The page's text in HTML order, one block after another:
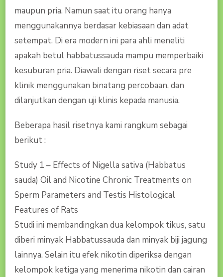
maupun pria. Namun saat itu orang hanya
menggunakannya berdasar kebiasaan dan adat
setempat. Di era modern ini para ahli meneliti
apakah betul habbatussauda mampu memperbaiki
kesuburan pria. Diawali dengan riset secara pre
klinik menggunakan binatang percobaan, dan
dilanjutkan dengan uji klinis kepada manusia.
Beberapa hasil risetnya kami rangkum sebagai
berikut :
Study 1 – Effects of Nigella sativa (Habbatus
sauda) Oil and Nicotine Chronic Treatments on
Sperm Parameters and Testis Histological
Features of Rats
Studi ini membandingkan dua kelompok tikus, satu
diberi minyak Habbatussauda dan minyak biji jagung
lainnya. Selain itu efek nikotin diperiksa dengan
kelompok ketiga yang menerima nikotin dan cairan